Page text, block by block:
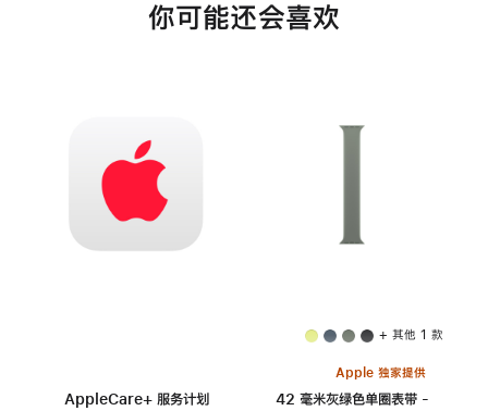
你可能还会喜欢
AppleCare+ 服务计划
+ 其他 1 款
Apple 独家提供
42 毫米灰绿色单圈表带 -